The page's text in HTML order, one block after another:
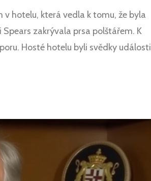
hotelu, která vedla k tomu, že byla
zakrývala prsa polštářem. K
Hosté hotelu byli svědky události